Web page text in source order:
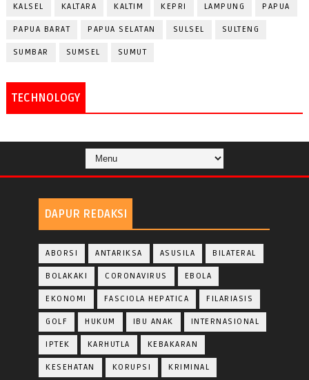
KALSEL KALTARA KALTIM KEPRI LAMPUNG PAPUA
PAPUA BARAT PAPUA SELATAN SULSEL SULTENG
SUMBAR SUMSEL SUMUT
TECHNOLOGY
DAPUR REDAKSI
ABORSI ANTARIKSA ASUSILA BILATERAL
BOLAKAKI CORONAVIRUS EBOLA
EKONOMI FASCIOLA HEPATICA FILARIASIS
GOLF HUKUM IBU ANAK INTERNASIONAL
IPTEK KARHUTLA KEBAKARAN
KESEHATAN KORUPSI KRIMINAL